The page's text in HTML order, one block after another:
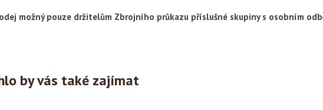
možný pouze držitelům Zbrojního průkazu příslušné skupiny s osobním
by vás také zajímat